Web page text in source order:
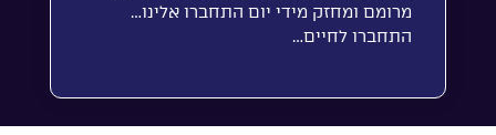
מרומם ומחזק מידי יום התחברו אלינו…
התחברו לחיים…